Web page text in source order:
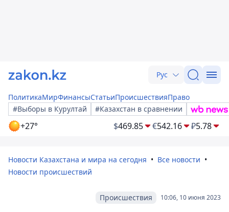
Рус
ПолитикаМирФинансыСтатьиПроисшествияПраво
#Выборы в Курултай
#Казахстан в сравнении
+27° $469.85 €542.16 ₽5.78
Новости Казахстана и мира на сегодня
Все новости
Новости происшествий
10:06, 10 июня 2023
Происшествия